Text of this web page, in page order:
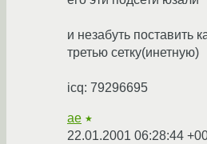
и незабуть поставить
третью сетку(инетную)
icq: 79296695
ae ★
22.01.2001 06:28:44